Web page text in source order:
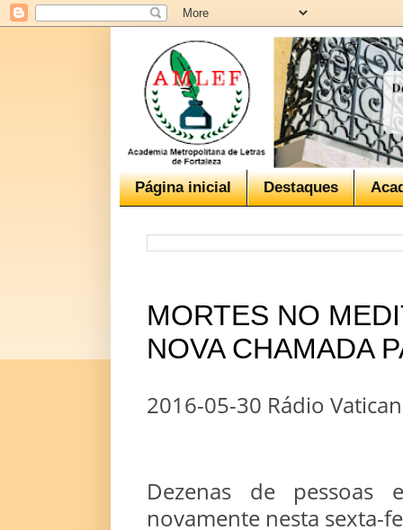
Página inicial Destaques
MORTES NO
NOVA CHAMADA
2016-05-30 Rádio
Dezenas de pessoas
novamente nesta sexta-